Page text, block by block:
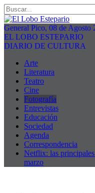
General Pico, 08 de Agosto
EL LOBO ESTEPARIO
DIARIO DE CULTURA
Arte
Literatura
Teatro
Cine
Fotografía
Entrevistas
Educación
Sociedad
Agenda
Correspondencia
Netflix: las
marzo